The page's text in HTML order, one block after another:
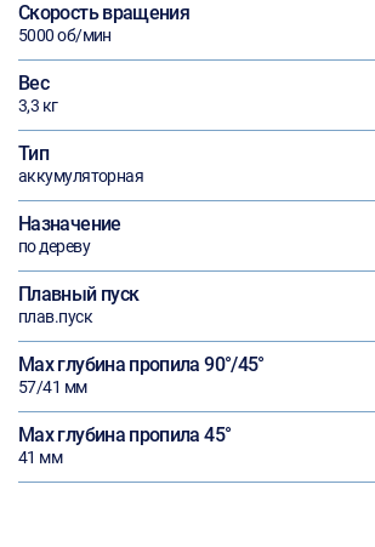
Скорость вращения
5000 об/мин
Вес
3,3 кг
Тип
аккумуляторная
Назначение
по дереву
Плавный пуск
плав.пуск
Max глубина пропила 90°/45°
57/41 мм
Max глубина пропила 45°
41 мм